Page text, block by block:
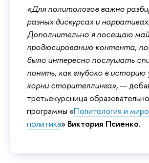
«Для политологов важно
разных дискурсах и нарративах.
Дополнительно я посещаю
продюсированию контента,
было интересно послушать
понять, как глубоко в историю
корни сторителлинга», —
третьекурсница
программы «Политология и
политика» Виктория Псиенко.